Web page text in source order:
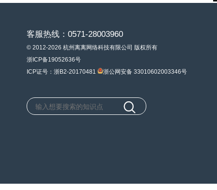
客服热线：0571-28003960
© 2012-2026 杭州离离网络科技有限公司 版权所有
浙ICP备19052636号
ICP证号：浙B2-20170481
浙公网安备 33010602003346号